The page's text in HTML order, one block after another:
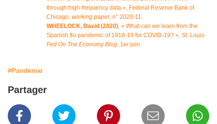
through high-frequency data », Federal Reserve Bank of
Chicago, working paper, n° 2020-11.
WHEELOCK, David (2020), « What can we learn from the
Spanish flu pandemic of 1918-19 for COVID-19? », St. Louis
Fed On The Economy Blog, 1er juin.
#Pandémie
Partager